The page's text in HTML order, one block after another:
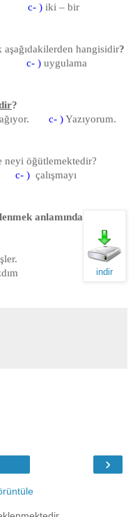
fil c- ) iki – bir
aşağıdakilerden hangisidir?
c- ) uygulama
?
c- )Yazıyorum.
neyi öğütlemektedir?
c- ) çalışmayı
indir
anlamında
›